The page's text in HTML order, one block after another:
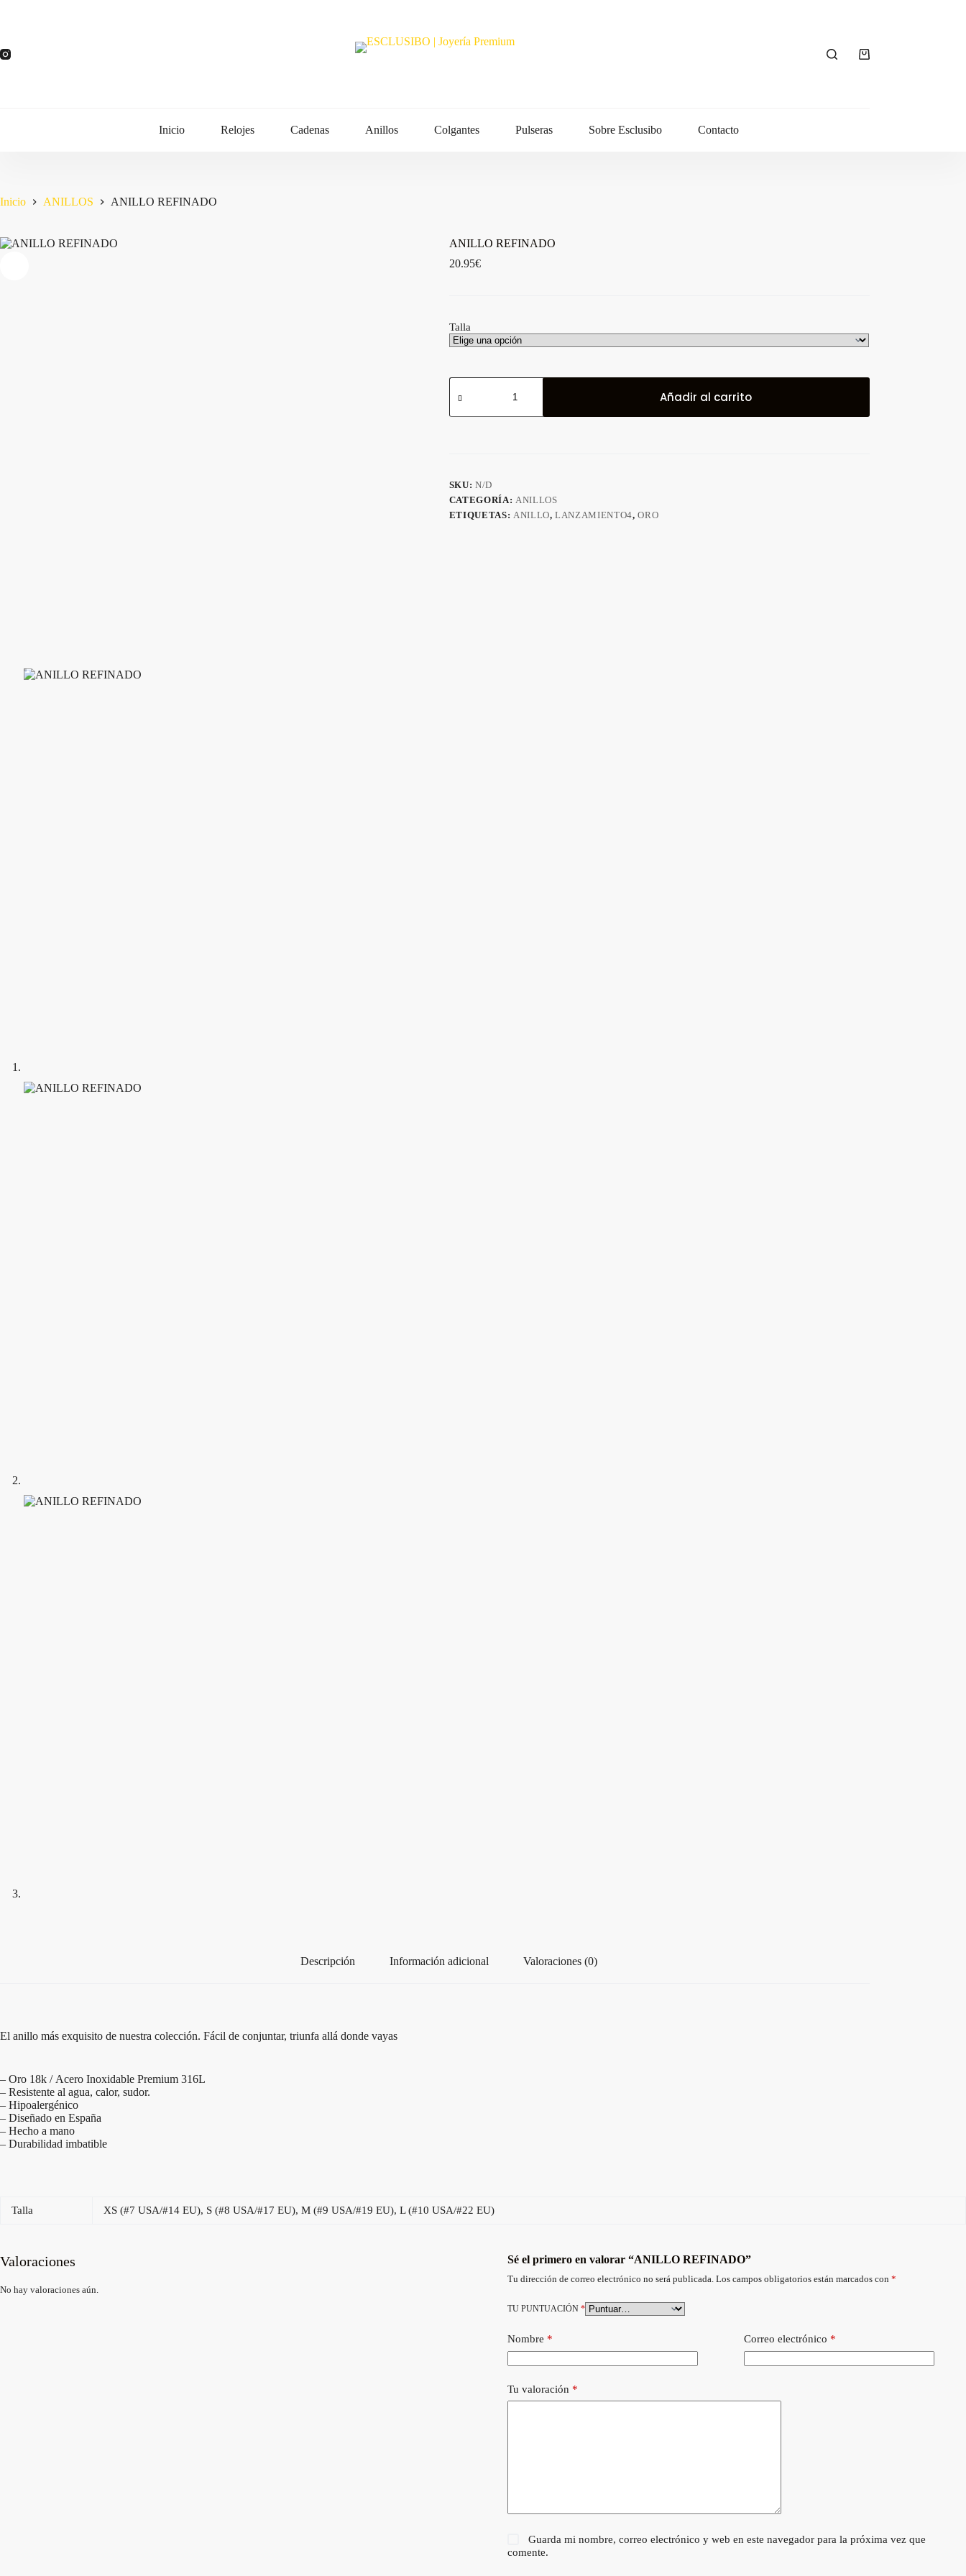
Carro
Inicio Relojes Cadenas Anillos Colgantes Pulseras Sobre Esclusibo Contacto
Inicio ANILLOS ANILLO REFINADO
ANILLO REFINADO
20.95€
Talla
ANILLO
REFINADO
Añadir al carrito
SKU:N/D
CATEGORÍA: ANILLOS
ETIQUETAS: ANILLO,LANZAMIENTO4,ORO
Descripción Información adicional Valoraciones (0)
El anillo más exquisito de nuestra colección. Fácil de conjuntar, triunfa allá donde vayas
– Oro 18k / Acero Inoxidable Premium 316L
– Resistente al agua, calor, sudor.
– Hipoalergénico
– Diseñado en España
– Hecho a mano
– Durabilidad imbatible
Talla XS (#7 USA/#14 EU), S (#8 USA/#17 EU), M (#9 USA/#19 EU), L (#10 USA/#22 EU)
Valoraciones
No hay valoraciones aún.
Sé el primero en valorar “ANILLO REFINADO”
Tu dirección de correo electrónico no será publicada. Los campos obligatorios están marcados con *
TU PUNTUACIÓN *
Nombre * Correo electrónico *
Tu valoración *
Guarda mi nombre, correo electrónico y web en este navegador para la próxima vez que
comente.